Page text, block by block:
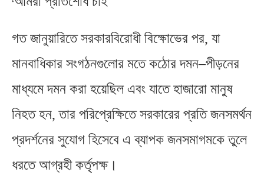
‘
গত জানুয়ারিতে সরকারবিরোধী বিক্ষোভের পর, যা
মানবাধিকার সংগঠনগুলোর মতে কঠোর দমন–পীড়নের
মাধ্যমে দমন করা হয়েছিল এবং যাতে হাজারো মানুষ
নিহত হন,তার পরিপ্রেক্ষিতে সরকারের প্রতি জনসমর্থন
প্রদর্শনের সুযোগ হিসেবে এ ব্যাপক জনসমাগমকে তুলে
ধরতে আগ্রহী কর্তৃপক্ষ।